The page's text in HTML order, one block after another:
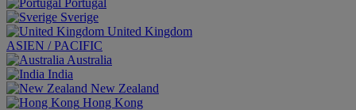
Portugal
Sverige
United Kingdom
ASIEN / PACIFIC
Australia
India
New Zealand
Hong Kong